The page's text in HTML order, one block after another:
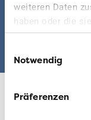
weiteren Daten
haben oder die
gesammelt haben.
Notwendig
Präferenzen
Unser Konto:
Unser